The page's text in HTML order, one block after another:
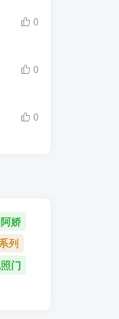
0
0
0
阿娇
列
门